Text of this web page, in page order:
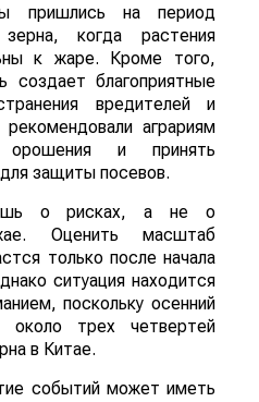
пришлись на период
когда растения
к жаре. Кроме того,
создает благоприятные
вредителей и
аграриям
орошения и принять
защиты посевов.
о рисках, а не о
Оценить масштаб
только после начала
ситуация находится
поскольку осенний
около трех четвертей
в Китае.
событий может иметь